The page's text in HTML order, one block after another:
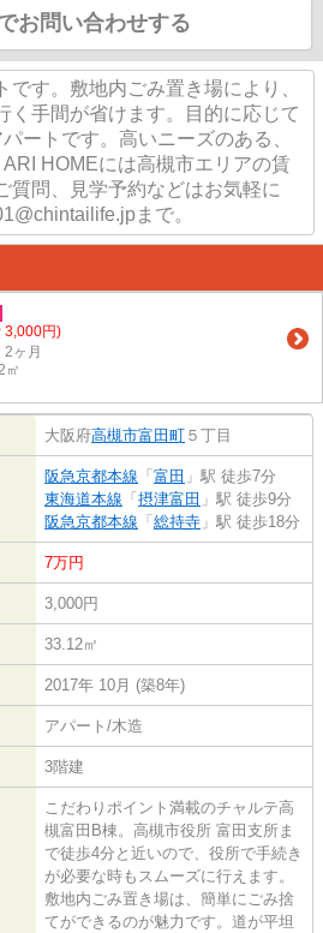
お問い合わせする
です。敷地内ごみ置き場により、
く手間が省けます。目的に応じて
ートです。高いニーズのある、
HOMEには高槻市エリアの賃
質問、見学予約などはお気軽に
まで。
3,000円)
ヶ月
㎡
大阪府高槻市富田町 ５丁目
阪急京都本線 「 富田 」駅 徒歩7分
東海道本線 「 摂津富田 」駅 徒歩9分
阪急京都本線 「 総持寺 」駅 徒歩18分
7万円
3,000円
33.12㎡
2017年 10月 (築8年)
アパート/木造
3階建
こだわりポイント満載のチャルテ高
槻富田B棟。高槻市役所 富田支所ま
で徒歩4分と近いので、役所で手続き
が必要な時もスムーズに行えます。
敷地内ごみ置き場は、簡単にごみ捨
てができるのが魅力です。道が平坦